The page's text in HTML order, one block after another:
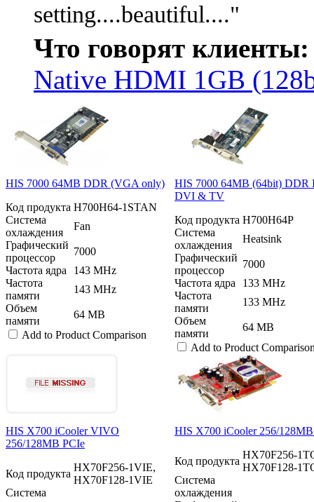
setting....beautiful...."
Что говорят клиенты:
Native HDMI 1GB
HIS 7000 64MB DDR (VGA only)
Код продукта H700H64-1STAN
Система
охлаждения
Fan
Графический
процессор
7000
Частота ядра
143 MHz
Частота
памяти
143 MHz
Объем
памяти
64 MB
Add to Product Comparison
HIS 7000 64MB (64bit) DDR
DVI & TV
Код продукта H700H64P
Система
охлаждения
Heatsink
Графический
процессор
7000
Частота ядра
133 MHz
Частота
памяти
133 MHz
Объем
памяти
64 MB
Add to Product
HIS X700 iCooler VIVO
256/128MB PCIe
Код продукта
HX70F256-1VIE,
HX70F128-1VIE
Система
HIS X700 iCooler 256/
Код продукта
HX70F256-
HX70F128-
Система
охлаждения